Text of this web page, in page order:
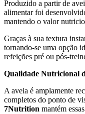
Produzido a partir de
alimentar foi
mantendo o valor
Graças à sua textura
tornando-se uma opção
refeições pré ou pós-
Qualidade Nutricional
A aveia é amplamente
completos do ponto de
7Nutrition mantém